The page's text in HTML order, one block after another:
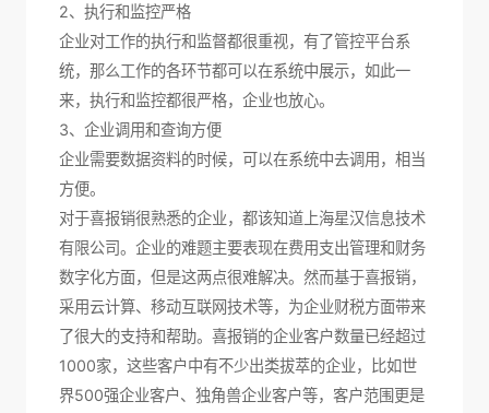
2、执行和监控严格
企业对工作的执行和监督都很重视，有了管控平台系
统，那么工作的各环节都可以在系统中展示，如此一
来，执行和监控都很严格，企业也放心。
3、企业调用和查询方便
企业需要数据资料的时候，可以在系统中去调用，相当
方便。
对于喜报销很熟悉的企业，都该知道上海星汉信息技术
有限公司。企业的难题主要表现在费用支出管理和财务
数字化方面，但是这两点很难解决。然而基于喜报销，
采用云计算、移动互联网技术等，为企业财税方面带来
了很大的支持和帮助。喜报销的企业客户数量已经超过
1000家，这些客户中有不少出类拔萃的企业，比如世
界500强企业客户、独角兽企业客户等，客户范围更是